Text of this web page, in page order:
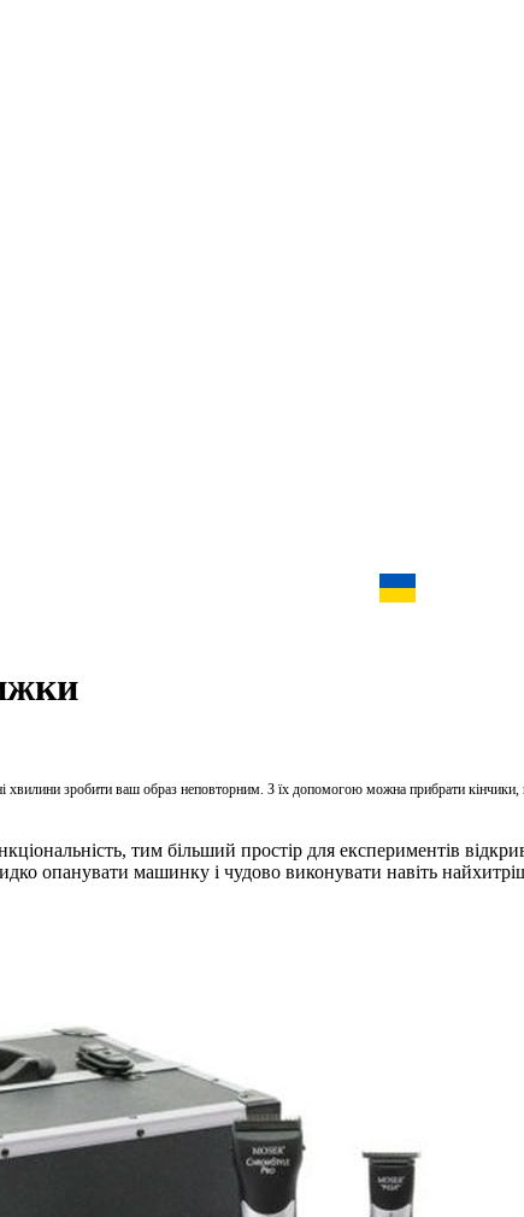
хвилини зробити ваш образ неповторним. З їх допомогою можна прибрати
тим більший простір для експериментів
опанувати машинку і чудово виконувати навіть